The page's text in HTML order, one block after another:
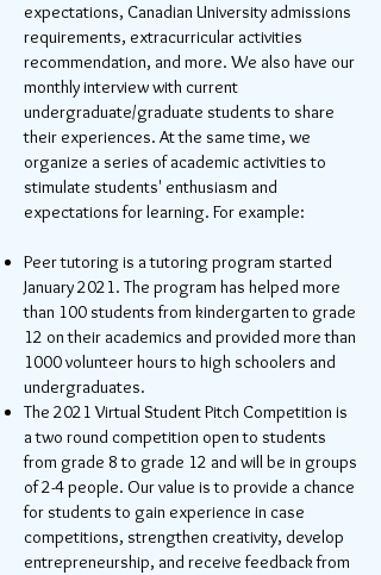
expectations, Canadian University admissions
requirements, extracurricular activities
recommendation, and more. We also have our
monthly interview with current
undergraduate/graduate students to share
their experiences. At the same time, we
organize a series of academic activities to
stimulate students' enthusiasm and
expectations for learning. For example:
Peer tutoring is a tutoring program started
January 2021. The program has helped more
than 100 students from kindergarten to grade
12 on their academics and provided more than
1000 volunteer hours to high schoolers and
undergraduates.
The 2021 Virtual Student Pitch Competition is
a two round competition open to students
from grade 8 to grade 12 and will be in groups
of 2-4 people. Our value is to provide a chance
for students to gain experience in case
competitions, strengthen creativity, develop
entrepreneurship, and receive feedback from